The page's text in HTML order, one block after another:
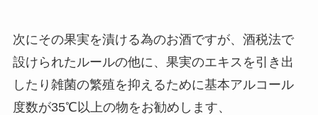
次にその果実を漬ける為のお酒ですが、酒税法で
設けられたルールの他に、果実のエキスを引き出
したり雑菌の繁殖を抑えるために基本アルコール
度数が35℃以上の物をお勧めします、